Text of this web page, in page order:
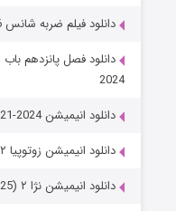
دانلود فیلم ضربه شانس Lucky Strike 2026
2024
دانلود انیمیشن Star Wars: The Bad Batch 2021-2024
دانلود انیمیشن زوتوپیا ۲ Zootopia 2 (2025)
دانلود انیمیشن نژا ۲ Ne Zha 2 (2025)